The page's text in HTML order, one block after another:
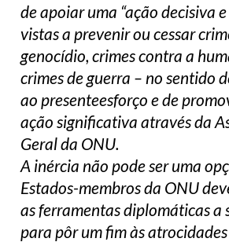
de apoiar uma “ação decisiva
vistas a prevenir ou cessar
genocídio, crimes contra a
crimes de guerra – no sentido
ao presenteesforço e de
ação significativa através da
Geral da ONU.
A inércia não pode ser uma
Estados-membros da ONU
as ferramentas diplomáticas a
para pôr um fim às